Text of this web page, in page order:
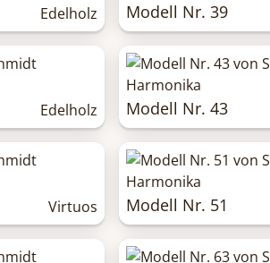
Edelholz Modell Nr. 39
Edelholz Modell Nr. 43
Virtuos Modell Nr. 51